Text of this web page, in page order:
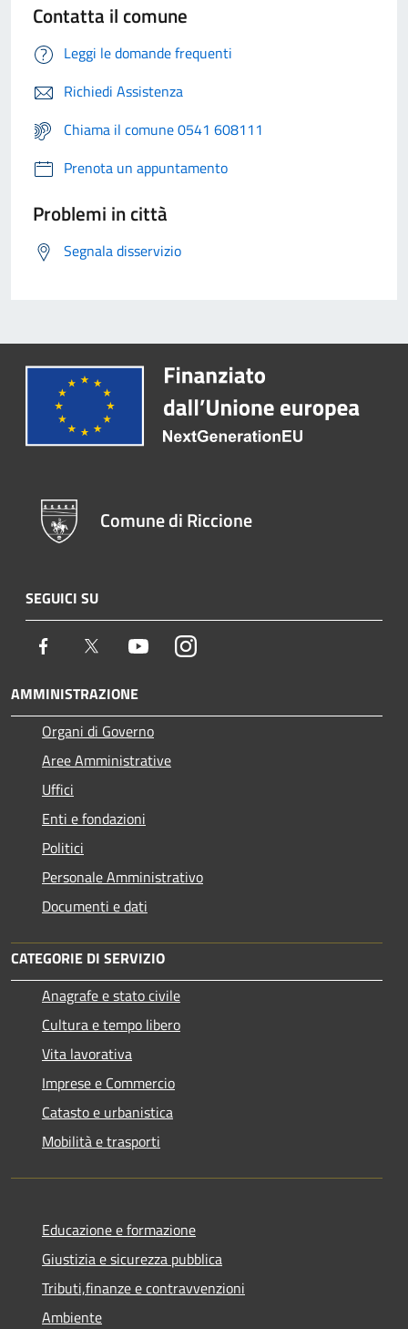
Contatta il comune
Leggi le domande frequenti
Richiedi Assistenza
Chiama il comune 0541 608111
Prenota un appuntamento
Problemi in città
Segnala disservizio
Comune di Riccione
SEGUICI SU
Facebook Twitter YoutubeInstagram
AMMINISTRAZIONE
Organi di Governo
Aree Amministrative
Uffici
Enti e fondazioni
Politici
Personale Amministrativo
Documenti e dati
CATEGORIE DI SERVIZIO
Anagrafe e stato civile
Cultura e tempo libero
Vita lavorativa
Imprese e Commercio
Catasto e urbanistica
Mobilità e trasporti
Educazione e formazione
Giustizia e sicurezza pubblica
Tributi,finanze e contravvenzioni
Ambiente